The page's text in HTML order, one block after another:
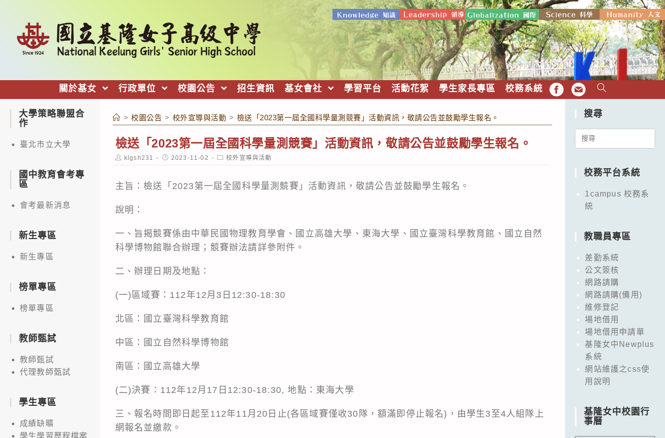
關於基女 行政單位 校園公告 招生資訊 基女會社 學習平台 活動花絮 學生家長專區 校務系統 FB EMAIL
> 校園公告 > 校外宣導與活動 > 檢送「2023第一屆全國科學量測競賽」活動資訊，敬請公告並鼓勵學生報名。
檢送「2023第一屆全國科學量測競賽」活動資訊，敬請公告並鼓勵學生報名。
Post
author:
klgsh231
Post
published:
2023-11-02
Post
category:
校外宣導與活動
主旨：檢送「2023第一屆全國科學量測競賽」活動資訊，敬請公告並鼓勵學生報名。
說明：
一、旨揭競賽係由中華民國物理教育學會、國立高雄大學、東海大學、國立臺灣科學教育館、國立自然
科學博物館聯合辦理；競賽辦法請詳參附件。
二、辦理日期及地點：
(一)區域賽：112年12月3日12:30-18:30
北區：國立臺灣科學教育館
中區：國立自然科學博物館
南區：國立高雄大學
(二)決賽：112年12月17日12:30-18:30, 地點：東海大學
三、報名時間即日起至112年11月20日止(各區域賽僅收30隊，額滿即停止報名)，由學生3至4人組隊上
網報名並繳款。
大學策略聯盟合
作
臺北市立大學
國中教育會考專
區
會考最新消息
新生專區
新生專區
榜單專區
榜單專區
教師甄試
教師甄試
代理教師甄試
學生專區
成績缺曠
學生學習歷程檔案
搜尋
Search
校務平台系統
1campus 校務系
統
教職員專區
差勤系統
公文簽核
網路請購
網路請購(備用)
維修登記
場地借用
場地借用申請單
基隆女中Newplus
系統
網站維護之css使
用說明
基隆女中校園行
事曆